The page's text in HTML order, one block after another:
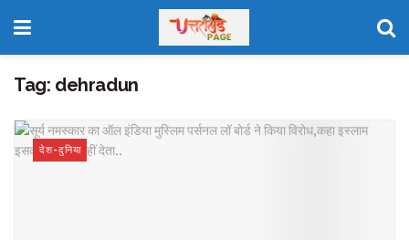
Tag: dehradun
देश-दुनिया